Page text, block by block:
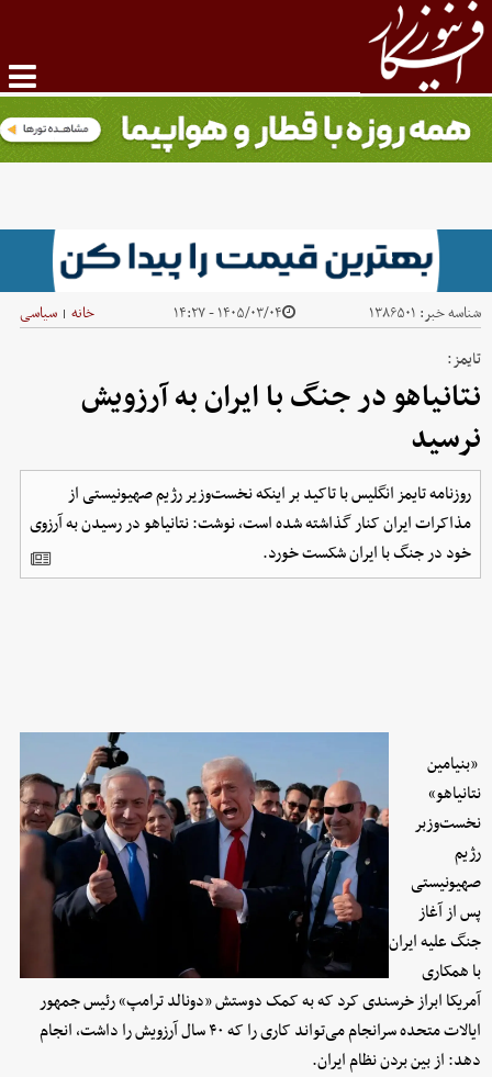
شناسه خبر: ۱۳۸۶۵۰۱ ۱۴۰۵/۰۳/۰۴ - ۱۴:۲۷ خانه | سیاسی
تایمز:
نتانیاهو در جنگ با ایران به آرزویش
نرسید
روزنامه تایمز انگلیس با تاکید بر اینکه نخست‌وزیر رژیم صهیونیستی از
مذاکرات ایران کنار گذاشته شده است، نوشت: نتانیاهو در رسیدن به آرزوی
خود در جنگ با ایران شکست خورد.
«بنیامین
نتانیاهو»
نخست‌وزبر
رژیم
صهیونیستی
پس از آغاز
جنگ علیه ایران
با همکاری
آمریکا ابراز خرسندی کرد که به کمک دوستش «دونالد ترامپ» رئیس جمهور
ایالات متحده سرانجام می‌تواند کاری را که ۴۰ سال آرزویش را داشت، انجام
دهد: از بین بردن نظام ایران.